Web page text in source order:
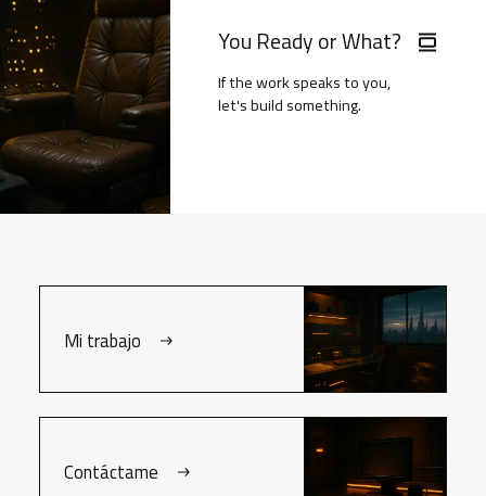
You Ready or What?
If the work speaks to you,
let's build something.
Mi trabajo
Contáctame